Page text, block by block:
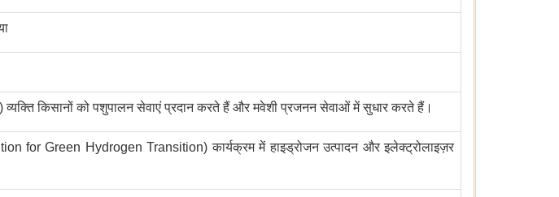
व्यक्ति किसानों को पशुपालन सेवाएं प्रदान करते हैं और मवेशी प्रजनन सेवाओं में सुधार करते हैं।
for Green Hydrogen Transition) कार्यक्रम में हाइड्रोजन उत्पादन और इलेक्ट्रोलाइज़र